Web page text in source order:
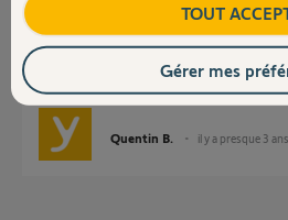
Il est donc normal que vos ordres de
fonctionnent pas mais contrairement à
Bonne journée,
Quentin B. il y a presque 3 ans
TOUT
Gérer mes